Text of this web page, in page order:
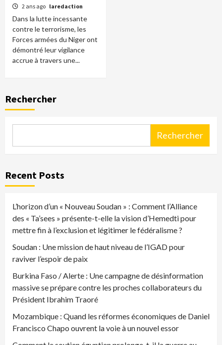
2 ans ago laredaction
Dans la lutte incessante
contre le terrorisme, les
Forces armées du Niger ont
démontré leur vigilance
accrue à travers une...
Rechercher
Rechercher
Recent Posts
L’horizon d’un « Nouveau Soudan » : Comment l’Alliance
des « Ta’sees » présente-t-elle la vision d’Hemedti pour
mettre fin à l’exclusion et légitimer le fédéralisme ?
Soudan : Une mission de haut niveau de l’IGAD pour
raviver l’espoir de paix
Burkina Faso / Alerte : Une campagne de désinformation
massive se prépare contre les proches collaborateurs du
Président Ibrahim Traoré
Mozambique : Quand les réformes économiques de Daniel
Francisco Chapo ouvrent la voie à un nouvel essor